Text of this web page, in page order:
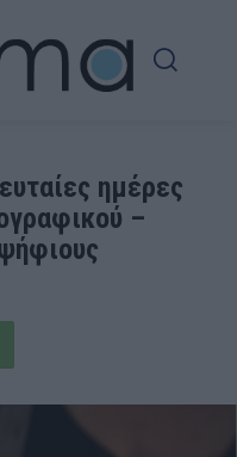
ημέρες
–